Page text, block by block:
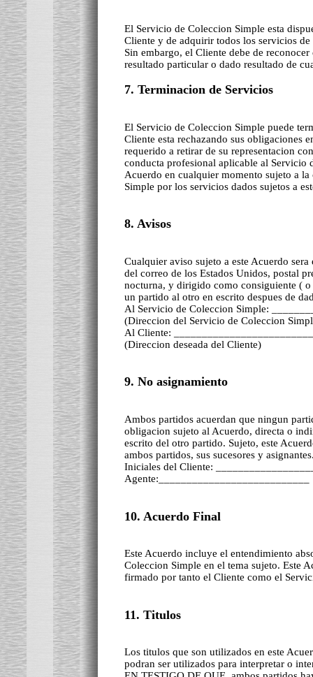
El Servicio de Coleccion Simple esta
Cliente y de adquirir todos los servicios
Sin embargo, el Cliente debe de
resultado particular o dado resultado de
7. Terminacion de Servicios
El Servicio de Coleccion Simple puede
Cliente esta rechazando sus obligaciones
requerido a retirar de su representacion
conducta profesional aplicable al Servicio
Acuerdo en cualquier momento sujeto a
Simple por los servicios dados sujetos a
8. Avisos
Cualquier aviso sujeto a este Acuerdo
del correo de los Estados Unidos, postal
nocturna, y dirigido como consiguiente (
un partido al otro en escrito despues de
Al Servicio de Coleccion Simple:
(Direccion del Servicio de Coleccion
Al Cliente:
(Direccion deseada del Cliente)
9. No asignamiento
Ambos partidos acuerdan que ningun
obligacion sujeto al Acuerdo, directa o
escrito del otro partido. Sujeto, este
ambos partidos, sus sucesores y
Iniciales del Cliente:
Agente:___________________________
10. Acuerdo Final
Este Acuerdo incluye el entendimiento
Coleccion Simple en el tema sujeto. Este
firmado por tanto el Cliente como el
11. Titulos
Los titulos que son utilizados en este
podran ser utilizados para interpretar o